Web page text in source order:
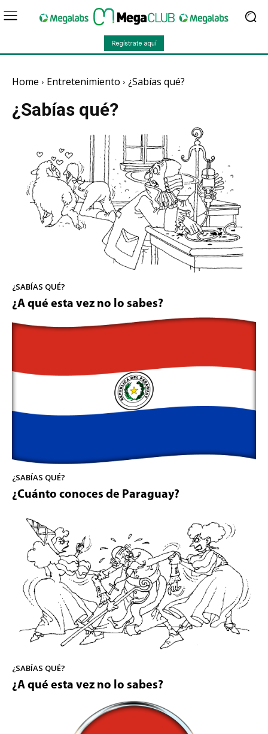
Home Entretenimiento ¿Sabías qué?
¿Sabías qué?
¿SABÍAS QUÉ?
¿A qué esta vez no lo sabes?
¿SABÍAS QUÉ?
¿Cuánto conoces de Paraguay?
¿SABÍAS QUÉ?
¿A qué esta vez no lo sabes?